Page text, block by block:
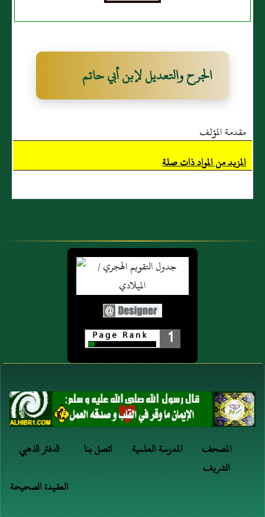
الجرح والتعديل لإبن أبي حاتم
مقدمة المؤلف
المزيد من المواد ذات صلة
1
الدفتر الذهبي اتصل بنا المدرسة العلمية
المصحف
الشريف
العقيدة الصحيحة